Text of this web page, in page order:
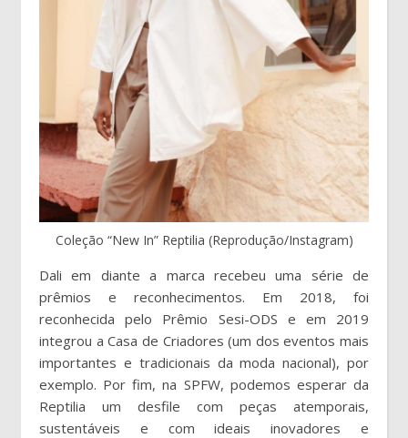
Coleção “New In” Reptilia (Reprodução/Instagram)
Dali em diante a marca recebeu uma série de
prêmios e reconhecimentos. Em 2018, foi
reconhecida pelo Prêmio Sesi-ODS e em 2019
integrou a Casa de Criadores (um dos eventos mais
importantes e tradicionais da moda nacional), por
exemplo. Por fim, na SPFW, podemos esperar da
Reptilia um desfile com peças atemporais,
sustentáveis e com ideais inovadores e